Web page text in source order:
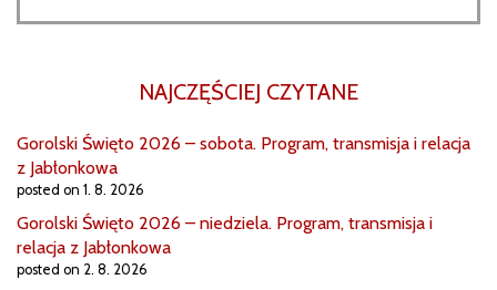
NAJCZĘŚCIEJ CZYTANE
Gorolski Święto 2026 – sobota. Program, transmisja i relacja
z Jabłonkowa
posted on 1. 8. 2026
Gorolski Święto 2026 – niedziela. Program, transmisja i
relacja z Jabłonkowa
posted on 2. 8. 2026